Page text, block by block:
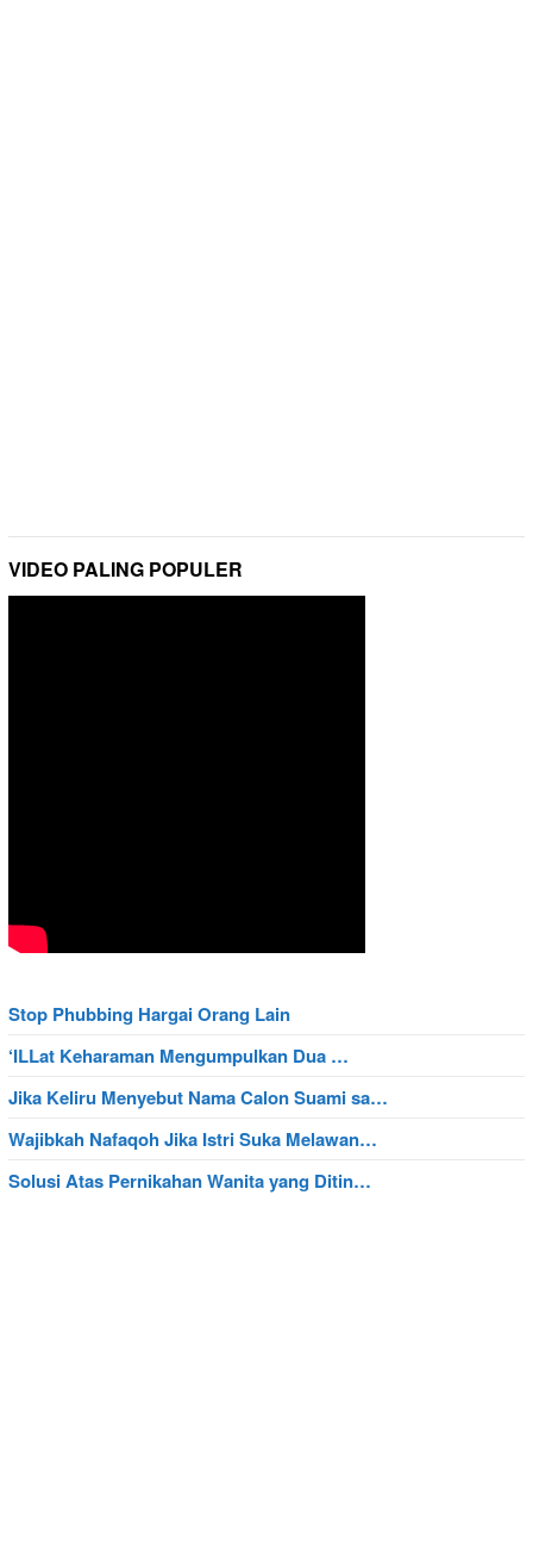
VIDEO PALING POPULER
Stop Phubbing Hargai Orang Lain
‘ILLat Keharaman Mengumpulkan Dua …
Jika Keliru Menyebut Nama Calon Suami sa…
Wajibkah Nafaqoh Jika Istri Suka Melawan…
Solusi Atas Pernikahan Wanita yang Ditin…